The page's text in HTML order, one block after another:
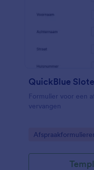
QuickBlue
Formulier voor een
vervangen
Go to Category: